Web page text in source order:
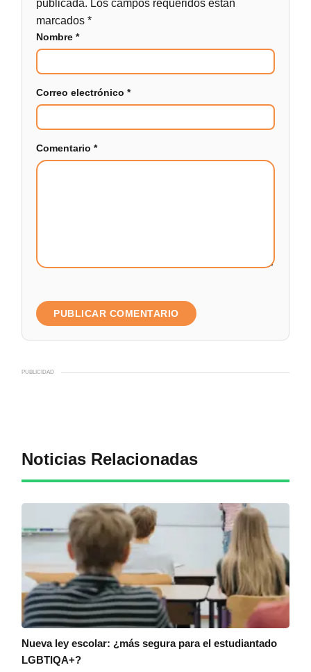
publicada. Los campos requeridos están
marcados*
Nombre*
Correo electrónico*
Comentario*
PUBLICIDAD
Noticias Relacionadas
Nueva ley escolar: ¿más segura para el estudiantado
LGBTIQA+?